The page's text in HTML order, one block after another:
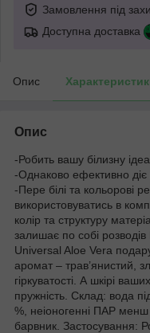
Замовлення під
Доступна доставка
Опис
Опис
-Робить вашу білизну
-Однаково ефективно
-Пере білі та кольорові
використовуватись в
колір та структуру
залишає по собі
Universal Aloe Vera
аромат – трав’янистий,
гіркуватості. А шкірі
пружність. Склад: вода
%, неіоногенні ПАР
барвник. Застосування: